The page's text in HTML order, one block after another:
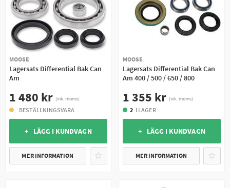
I slutväxeln sitter två vinkeldrev på axlar som är lagrade samt
packboxar för kardanaxel och drivaxlarnas anslutningar, i våra
lagersatser ingår samtliga lager, packboxar och tätningar för att
renovera en slutväxel.
MOOSE
Lagersats Differential Bak Can
Am
1 480 kr (ink. moms)
BESTÄLLNINGSVARA
+ LÄGG I KUNDVAGN
MER INFORMATION
MOOSE
Lagersats Differential Bak Can
Am 400 / 500 / 650 / 800
1 355 kr (ink. moms)
2 I LAGER
+ LÄGG I KUNDVAGN
MER INFORMATION